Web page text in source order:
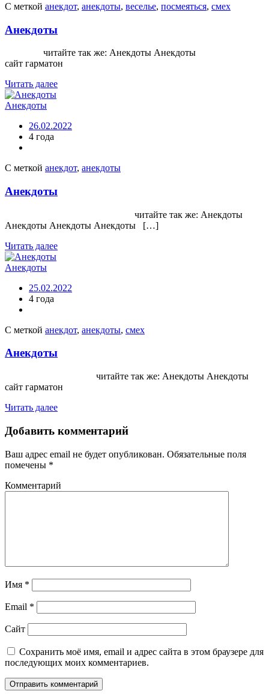
С меткой анекдот, анекдоты, веселье, посмеяться, смех
Анекдоты
читайте так же: Анекдоты Анекдоты
сайт гарматон
Читать далее
Анекдоты
26.02.2022
4 года
С меткой анекдот, анекдоты
Анекдоты
читайте так же: Анекдоты
Анекдоты Анекдоты Анекдоты […]
Читать далее
Анекдоты
25.02.2022
4 года
С меткой анекдот, анекдоты, смех
Анекдоты
читайте так же: Анекдоты Анекдоты
сайт гарматон
Читать далее
Добавить комментарий
Ваш адрес email не будет опубликован. Обязательные поля
помечены *
Комментарий
Имя *
Email *
Сайт
Сохранить моё имя, email и адрес сайта в этом браузере для
последующих моих комментариев.